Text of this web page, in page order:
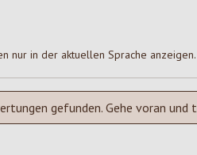
nur in der aktuellen Sprache anzeigen.
gefunden. Gehe voran